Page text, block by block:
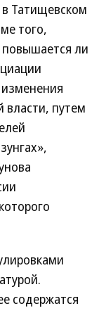
Татищевском
того,
повышается ли
власти, путем
содержатся